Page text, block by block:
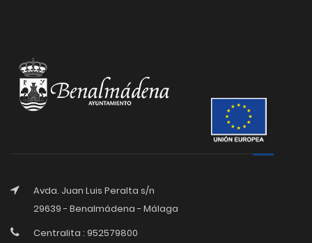
Avda. Juan Luis Peralta s/n
29639 - Benalmádena - Málaga
Centralita : 952579800